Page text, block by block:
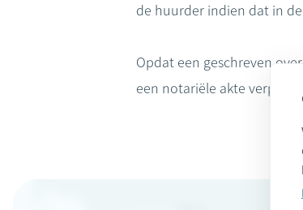
de huurder indien dat in
Opdat een geschreven
een notariële akte verplicht.